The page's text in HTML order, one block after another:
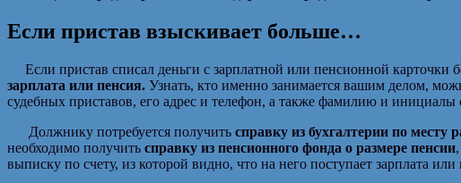
Если пристав взыскивает больше…
Если пристав списал деньги с зарплатной или пенсионной карточки
зарплата или пенсия. Узнать, кто именно занимается вашим делом,
судебных приставов, его адрес и телефон, а также фамилию и инициалы
Должнику потребуется получить справку из бухгалтерии по месту
необходимо получить справку из пенсионного фонда о размере пенсии
выписку по счету, из которой видно, что на него поступает зарплата или